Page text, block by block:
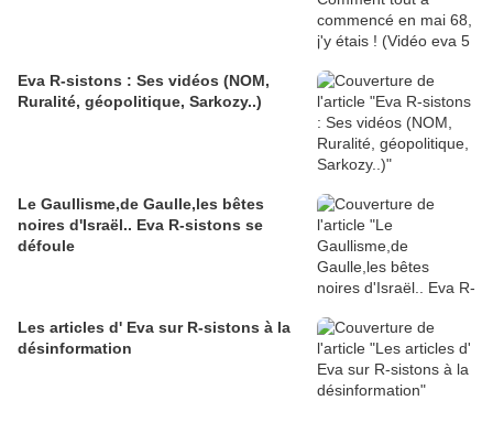
Eva R-sistons : Ses vidéos (NOM,
Ruralité, géopolitique, Sarkozy..)
Le Gaullisme,de Gaulle,les bêtes
noires d'Israël.. Eva R-sistons se
défoule
Les articles d' Eva sur R-sistons à la
désinformation